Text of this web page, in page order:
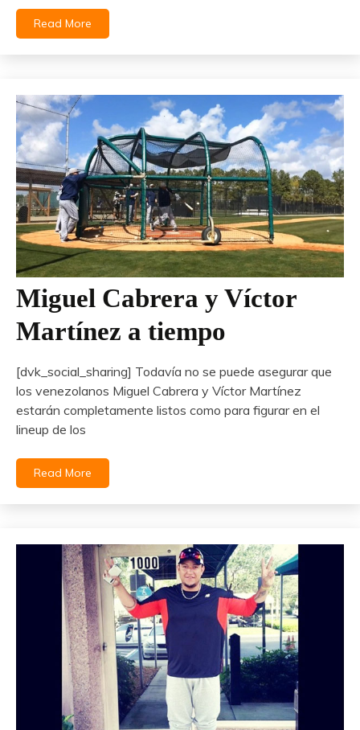
Read More
Miguel Cabrera y Víctor
Martínez a tiempo
[dvk_social_sharing] Todavía no se puede asegurar que
los venezolanos Miguel Cabrera y Víctor Martínez
estarán completamente listos como para figurar en el
lineup de los
Read More